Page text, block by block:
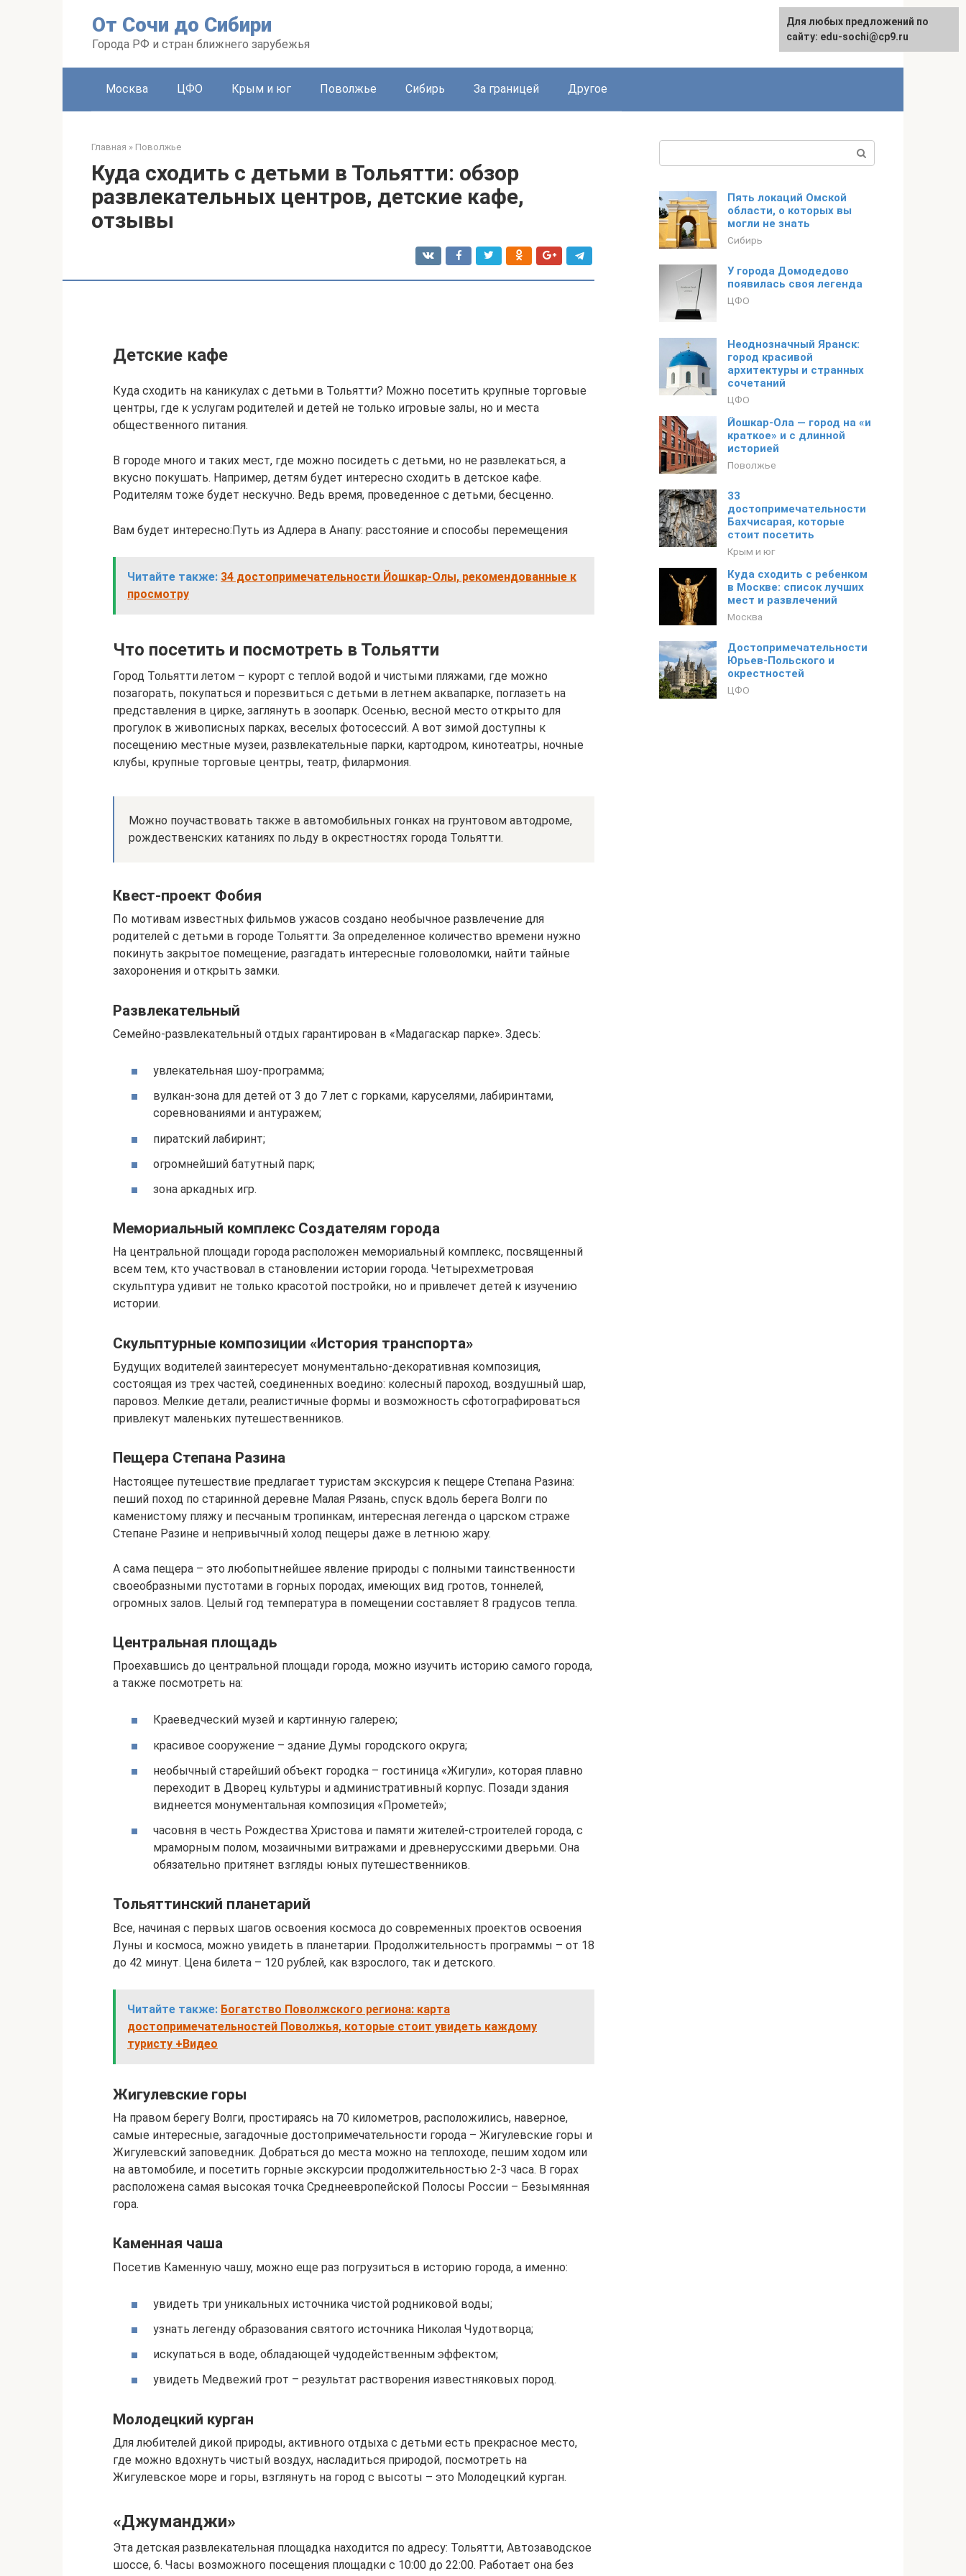
От Сочи до Сибири
Города РФ и стран ближнего зарубежья
English
Москва ЦФО Крым и юг Поволжье Сибирь За границей Другое
Главная » Поволжье
Куда сходить с детьми в Тольятти: обзор
развлекательных центров, детские кафе,
отзывы
Детские кафе
Куда сходить на каникулах с детьми в Тольятти? Можно посетить крупные торговые
центры, где к услугам родителей и детей не только игровые залы, но и места
общественного питания.
В городе много и таких мест, где можно посидеть с детьми, но не развлекаться, а
вкусно покушать. Например, детям будет интересно сходить в детское кафе.
Родителям тоже будет нескучно. Ведь время, проведенное с детьми, бесценно.
Вам будет интересно:Путь из Адлера в Анапу: расстояние и способы перемещения
Читайте также: 34 достопримечательности Йошкар-Олы, рекомендованные к
просмотру
Что посетить и посмотреть в Тольятти
Город Тольятти летом – курорт с теплой водой и чистыми пляжами, где можно
позагорать, покупаться и порезвиться с детьми в летнем аквапарке, поглазеть на
представления в цирке, заглянуть в зоопарк. Осенью, весной место открыто для
прогулок в живописных парках, веселых фотосессий. А вот зимой доступны к
посещению местные музеи, развлекательные парки, картодром, кинотеатры, ночные
клубы, крупные торговые центры, театр, филармония.
Можно поучаствовать также в автомобильных гонках на грунтовом автодроме,
рождественских катаниях по льду в окрестностях города Тольятти.
Квест-проект Фобия
По мотивам известных фильмов ужасов создано необычное развлечение для
родителей с детьми в городе Тольятти. За определенное количество времени нужно
покинуть закрытое помещение, разгадать интересные головоломки, найти тайные
захоронения и открыть замки.
Развлекательный
Семейно-развлекательный отдых гарантирован в «Мадагаскар парке». Здесь:
увлекательная шоу-программа;
вулкан-зона для детей от 3 до 7 лет с горками, каруселями, лабиринтами,
соревнованиями и антуражем;
пиратский лабиринт;
огромнейший батутный парк;
зона аркадных игр.
Мемориальный комплекс Создателям города
На центральной площади города расположен мемориальный комплекс, посвященный
всем тем, кто участвовал в становлении истории города. Четырехметровая
скульптура удивит не только красотой постройки, но и привлечет детей к изучению
истории.
Скульптурные композиции «История транспорта»
Будущих водителей заинтересует монументально-декоративная композиция,
состоящая из трех частей, соединенных воедино: колесный пароход, воздушный шар,
паровоз. Мелкие детали, реалистичные формы и возможность сфотографироваться
привлекут маленьких путешественников.
Пещера Степана Разина
Настоящее путешествие предлагает туристам экскурсия к пещере Степана Разина:
пеший поход по старинной деревне Малая Рязань, спуск вдоль берега Волги по
каменистому пляжу и песчаным тропинкам, интересная легенда о царском страже
Степане Разине и непривычный холод пещеры даже в летнюю жару.
А сама пещера – это любопытнейшее явление природы с полными таинственности
своеобразными пустотами в горных породах, имеющих вид гротов, тоннелей,
огромных залов. Целый год температура в помещении составляет 8 градусов тепла.
Центральная площадь
Проехавшись до центральной площади города, можно изучить историю самого города,
а также посмотреть на:
Краеведческий музей и картинную галерею;
красивое сооружение – здание Думы городского округа;
необычный старейший объект городка – гостиница «Жигули», которая плавно
переходит в Дворец культуры и административный корпус. Позади здания
виднеется монументальная композиция «Прометей»;
часовня в честь Рождества Христова и памяти жителей-строителей города, с
мраморным полом, мозаичными витражами и древнерусскими дверьми. Она
обязательно притянет взгляды юных путешественников.
Тольяттинский планетарий
Все, начиная с первых шагов освоения космоса до современных проектов освоения
Луны и космоса, можно увидеть в планетарии. Продолжительность программы – от 18
до 42 минут. Цена билета – 120 рублей, как взрослого, так и детского.
Читайте также: Богатство Поволжского региона: карта
достопримечательностей Поволжья, которые стоит увидеть каждому
туристу +Видео
Жигулевские горы
На правом берегу Волги, простираясь на 70 километров, расположились, наверное,
самые интересные, загадочные достопримечательности города – Жигулевские горы и
Жигулевский заповедник. Добраться до места можно на теплоходе, пешим ходом или
на автомобиле, и посетить горные экскурсии продолжительностью 2-3 часа. В горах
расположена самая высокая точка Среднеевропейской Полосы России – Безымянная
гора.
Каменная чаша
Посетив Каменную чашу, можно еще раз погрузиться в историю города, а именно:
увидеть три уникальных источника чистой родниковой воды;
узнать легенду образования святого источника Николая Чудотворца;
искупаться в воде, обладающей чудодейственным эффектом;
увидеть Медвежий грот – результат растворения известняковых пород.
Молодецкий курган
Для любителей дикой природы, активного отдыха с детьми есть прекрасное место,
где можно вдохнуть чистый воздух, насладиться природой, посмотреть на
Жигулевское море и горы, взглянуть на город с высоты – это Молодецкий курган.
«Джуманджи»
Эта детская развлекательная площадка находится по адресу: Тольятти, Автозаводское
шоссе, 6. Часы возможного посещения площадки с 10:00 до 22:00. Работает она без
Пять локаций Омской
области, о которых вы
могли не знать
Сибирь
У города Домодедово
появилась своя легенда
ЦФО
Неоднозначный Яранск:
город красивой
архитектуры и странных
сочетаний
ЦФО
Йошкар-Ола — город на «и
краткое» и с длинной
историей
Поволжье
33
достопримечательности
Бахчисарая, которые
стоит посетить
Крым и юг
Куда сходить с ребенком
в Москве: список лучших
мест и развлечений
Москва
Достопримечательности
Юрьев-Польского и
окрестностей
ЦФО
Для любых предложений по
сайту: edu-sochi@cp9.ru